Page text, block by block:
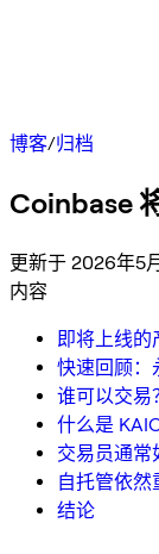
博客/归档
Coinbase
更新于 2026年5
内容
即将上线的
快速回顾：
谁可以交易
什么是
交易员通常
自托管依
结论